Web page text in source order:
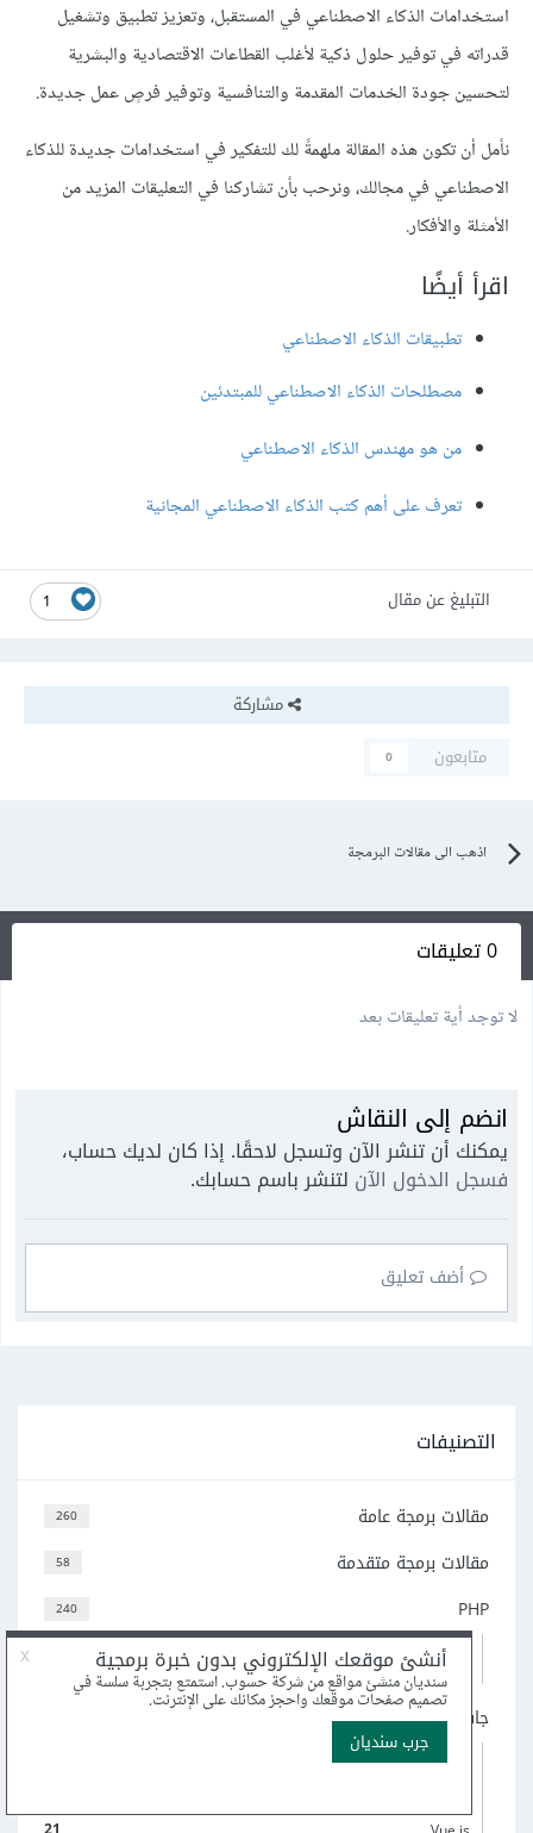
استخدامات الذكاء الاصطناعي في المستقبل، وتعزيز تطبيق وتشغيل
قدراته في توفير حلول ذكية لأغلب القطاعات الاقتصادية والبشرية
لتحسين جودة الخدمات المقدمة والتنافسية وتوفير فرصٍ عمل جديدة.
نأمل أن تكون هذه المقالة ملهمةً لك للتفكير في استخدامات جديدة للذكاء
الاصطناعي في مجالك، ونرحب بأن تشاركنا في التعليقات المزيد من
الأمثلة والأفكار.
اقرأ أيضًا
تطبيقات الذكاء الاصطناعي
مصطلحات الذكاء الاصطناعي للمبتدئين
من هو مهندس الذكاء الاصطناعي
تعرف على أهم كتب الذكاء الاصطناعي المجانية
1 التبليغ عن مقال
مشاركة
متابعون
0
اذهب الى مقالات البرمجة
0 تعليقات
لا توجد أية تعليقات بعد
انضم إلى النقاش
يمكنك أن تنشر الآن وتسجل لاحقًا. إذا كان لديك حساب،
فسجل الدخول الآن لتنشر باسم حسابك.
أضف تعليق
التصنيفات
260 مقالات برمجة عامة
58 مقالات برمجة متقدمة
240 PHP
69
Laravel
ووردبريس
جافاسكربت